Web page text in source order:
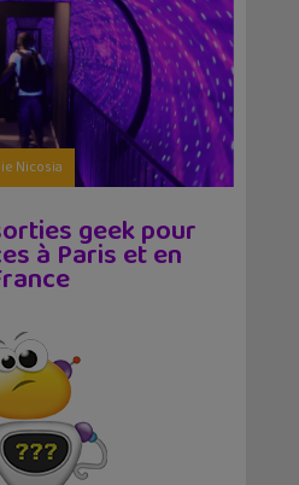
Nicosia
geek pour
à Paris et en